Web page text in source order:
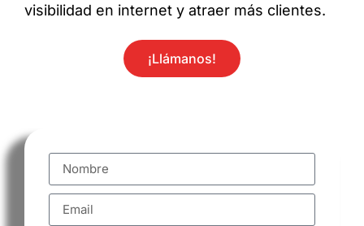
visibilidad en internet y atraer más clientes.
¡Llámanos!